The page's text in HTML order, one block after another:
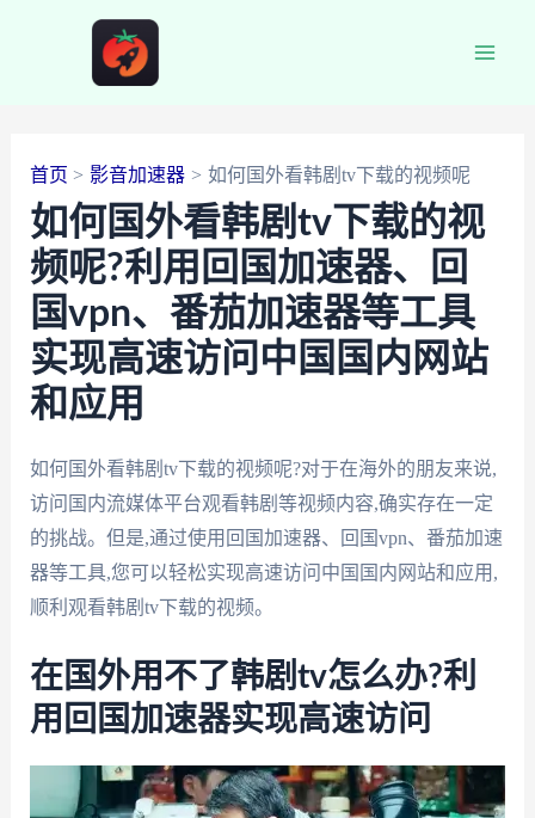
首页 影音加速器 如何国外看韩剧tv下载的视频呢
如何国外看韩剧tv下载的视
频呢?利用回国加速器、回
国vpn、番茄加速器等工具
实现高速访问中国国内网站
和应用
如何国外看韩剧tv下载的视频呢?对于在海外的朋友来说,
访问国内流媒体平台观看韩剧等视频内容,确实存在一定
的挑战。但是,通过使用回国加速器、回国vpn、番茄加速
器等工具,您可以轻松实现高速访问中国国内网站和应用,
顺利观看韩剧tv下载的视频。
在国外用不了韩剧tv怎么办?利
用回国加速器实现高速访问